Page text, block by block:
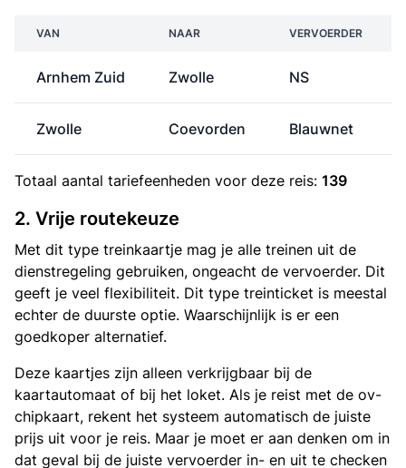
VAN NAAR VERVOERDER
Arnhem Zuid Zwolle NS
Zwolle Coevorden Blauwnet
Totaal aantal tariefeenheden voor deze reis: 139
2. Vrije routekeuze
Met dit type treinkaartje mag je alle treinen uit de
dienstregeling gebruiken, ongeacht de vervoerder. Dit
geeft je veel flexibiliteit. Dit type treinticket is meestal
echter de duurste optie. Waarschijnlijk is er een
goedkoper alternatief.
Deze kaartjes zijn alleen verkrijgbaar bij de
kaartautomaat of bij het loket. Als je reist met de ov-
chipkaart, rekent het systeem automatisch de juiste
prijs uit voor je reis. Maar je moet er aan denken om in
dat geval bij de juiste vervoerder in- en uit te checken